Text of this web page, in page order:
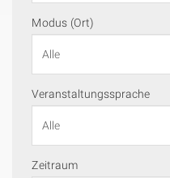
Modus (Ort)
Veranstaltungssprache
Zeitraum